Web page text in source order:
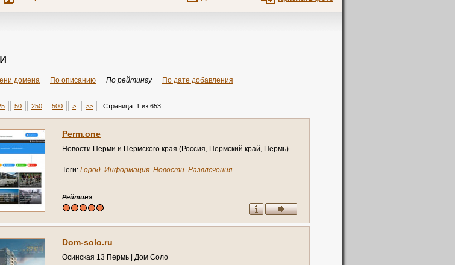
домена По описанию По рейтингу По дате добавления
50 250 500 > >> Страница: 1 из 653
Perm.one
Новости Перми и Пермского края (Россия, Пермский край, Пермь)
Теги: Город Информация Новости Развлечения
Рейтинг
Dom-solo.ru
Осинская 13 Пермь | Дом Соло